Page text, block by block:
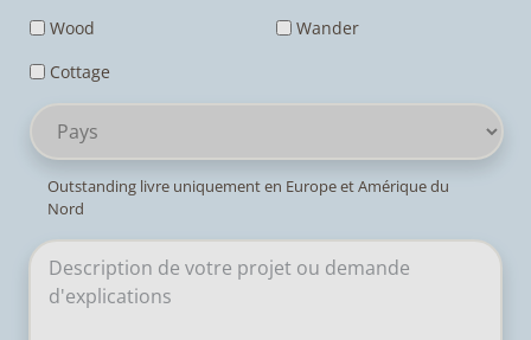
Wood
Cottage
Wander
Outstanding livre uniquement en Europe et Amérique du
Nord